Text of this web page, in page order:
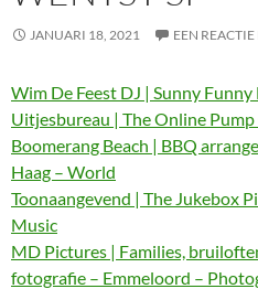
JANUARI 18, 2021 EEN REACTIE
Wim De Feest DJ | Sunny
Uitjesbureau | The Online
Boomerang Beach | BBQ
Haag – World
Toonaangevend | The Jukebox
Music
MD Pictures | Families,
fotografie – Emmeloord –